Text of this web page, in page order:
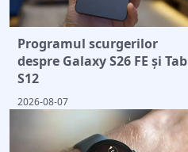
Programul scurgerilor
despre Galaxy S26 FE și Tab
S12
2026-08-07